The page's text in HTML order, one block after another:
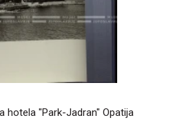
hotela "Park-Jadran" Opatija